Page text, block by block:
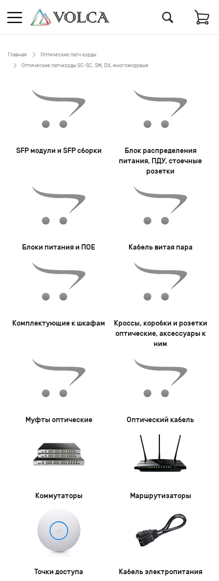
Главная
Оптические патч корды
Оптические патчкорды SC-SC, SM, DX, многомодовые
SFP модули и SFP сборки
Блок распределения
питания, ПДУ, стоечные
розетки
Блоки питания и ПОЕ Кабель витая пара
Комплектующие к шкафам
Кроссы, коробки и розетки
оптические, аксессуары к
ним
Муфты оптические Оптический кабель
Коммутаторы Маршрутизаторы
Точки доступа Кабель электропитания